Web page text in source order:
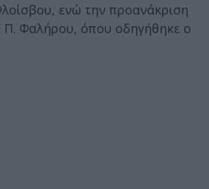
ενώ την προανάκριση
Π. Φαλήρου, όπου οδηγήθηκε ο